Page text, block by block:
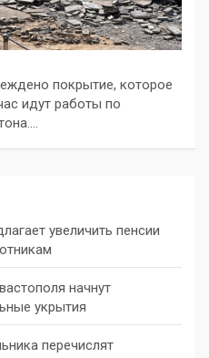
покрытие, которое
идут работы по
увеличить пенсии
начнут
укрытия
перечислят